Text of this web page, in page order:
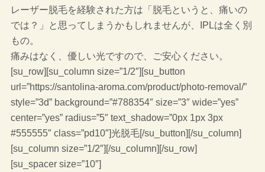
レーザー脱毛を経験された方は「脱毛というと、痛いの
では？」と思ってしまうかもしれませんが、IPLは全く別
もの。
痛みはなく、優しい光ですので、ご安心ください。
[su_row][su_column size=”1/2″][su_button
url=”https://santolina-aroma.com/product/photo-removal/”
style=”3d” background=”#788354″ size=”3″ wide=”yes”
center=”yes” radius=”5″ text_shadow=”0px 1px 3px
#555555″ class=”pd10″]光脱毛[/su_button][/su_column]
[su_column size=”1/2″][/su_column][/su_row]
[su_spacer size=”10″]